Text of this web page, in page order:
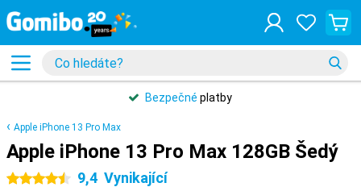
Bezpečné platby
Apple iPhone 13 Pro Max
Apple iPhone 13 Pro Max 128GB Šedý
4.5 hvězdičky 9,4 Vynikající